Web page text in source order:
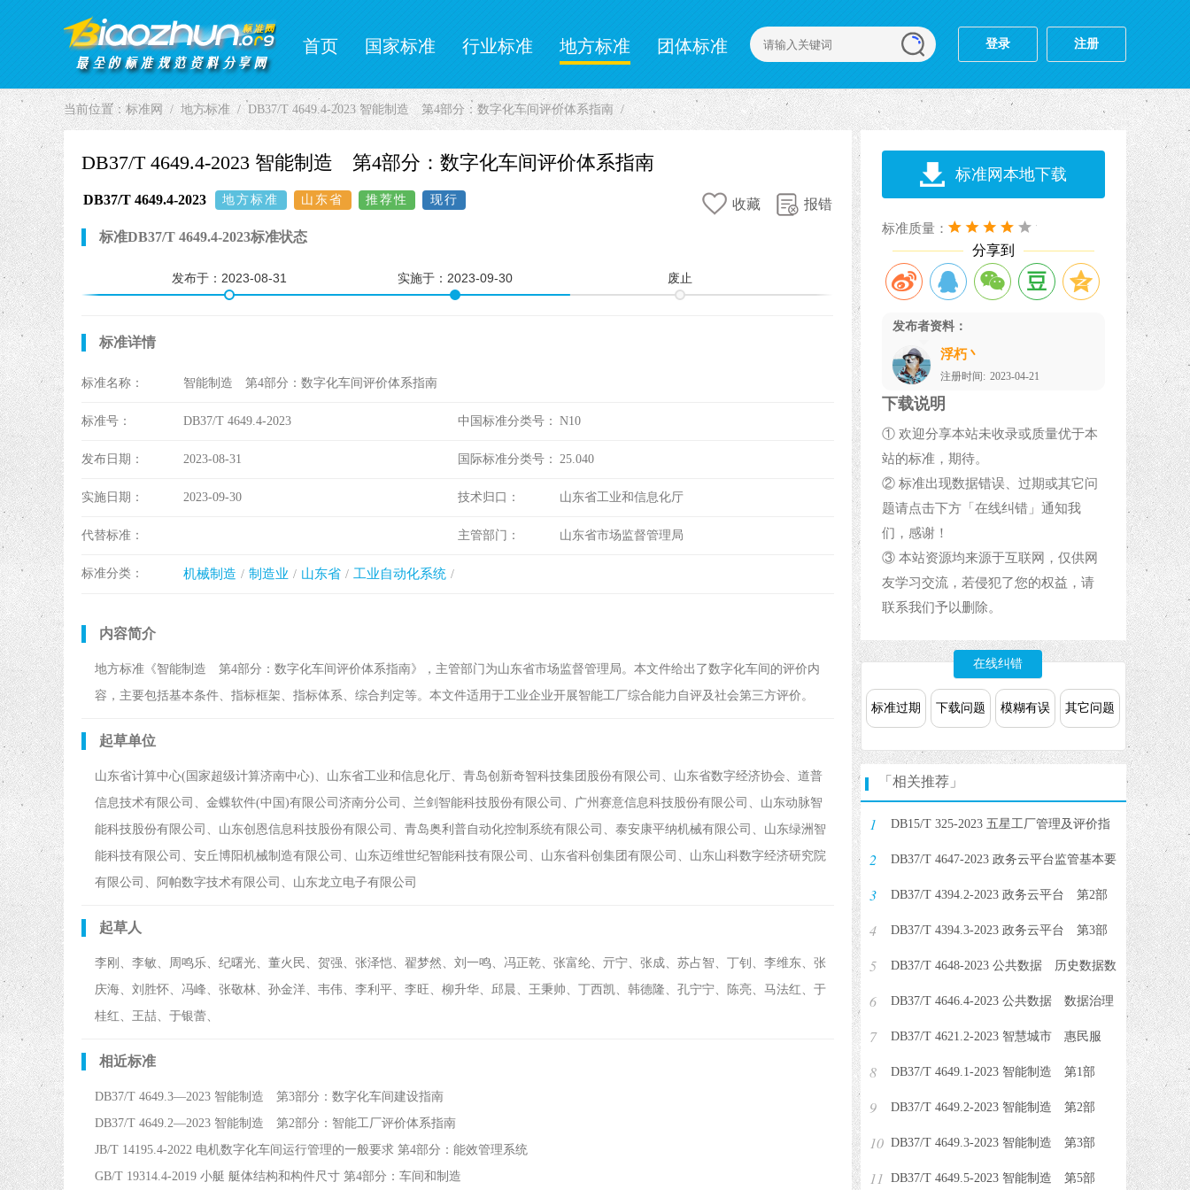
首页 国家标准 行业标准 地方标准
团体标准
企业标准
登录 注册
当前位置：标准网 地方标准 DB37/T 4649.4-2023 智能制造 第4部分：数字化车间评价体系指南
DB37/T 4649.4-2023 智能制造 第4部分：数字化车间评价体系指南
DB37/T 4649.4-2023 地方标准 山东省 推荐性 现行 收藏 报错
标准DB37/T 4649.4-2023标准状态
发布于： 2023-08-31 实施于： 2023-09-30 废止
标准详情
标准名称： 智能制造 第4部分：数字化车间评价体系指南
标准号： DB37/T 4649.4-2023 中国标准分类号： N10
发布日期： 2023-08-31 国际标准分类号： 25.040
实施日期： 2023-09-30 技术归口： 山东省工业和信息化厅
代替标准： 主管部门： 山东省市场监督管理局
标准分类： 机械制造 制造业 山东省 工业自动化系统
内容简介
地方标准《智能制造 第4部分：数字化车间评价体系指南》，主管部门为山东省市场监督管理局。本文件给出了数字化车间的评价内
容，主要包括基本条件、指标框架、指标体系、综合判定等。本文件适用于工业企业开展智能工厂综合能力自评及社会第三方评价。
起草单位
山东省计算中心(国家超级计算济南中心)、山东省工业和信息化厅、青岛创新奇智科技集团股份有限公司、山东省数字经济协会、道普
信息技术有限公司、金蝶软件(中国)有限公司济南分公司、兰剑智能科技股份有限公司、广州赛意信息科技股份有限公司、山东动脉智
能科技股份有限公司、山东创恩信息科技股份有限公司、青岛奥利普自动化控制系统有限公司、泰安康平纳机械有限公司、山东绿洲智
能科技有限公司、安丘博阳机械制造有限公司、山东迈维世纪智能科技有限公司、山东省科创集团有限公司、山东山科数字经济研究院
有限公司、阿帕数字技术有限公司、山东龙立电子有限公司
起草人
李刚、李敏、周鸣乐、纪曙光、董火民、贺强、张泽恺、翟梦然、刘一鸣、冯正乾、张富纶、亓宁、张成、苏占智、丁钊、李维东、张
庆海、刘胜怀、冯峰、张敬林、孙金洋、韦伟、李利平、李旺、柳升华、邱晨、王秉帅、丁西凯、韩德隆、孔宁宁、陈亮、马法红、于
桂红、王喆、于银蕾、
相近标准
DB37/T 4649.3—2023 智能制造 第3部分：数字化车间建设指南
DB37/T 4649.2—2023 智能制造 第2部分：智能工厂评价体系指南
JB/T 14195.4-2022 电机数字化车间运行管理的一般要求 第4部分：能效管理系统
GB/T 19314.4-2019 小艇 艇体结构和构件尺寸 第4部分：车间和制造
标准网本地下载
标准质量：
分享到
发布者资料：
浮朽丶
注册时间: 2023-04-21
下载说明
① 欢迎分享本站未收录或质量优于本
站的标准，期待。
② 标准出现数据错误、过期或其它问
题请点击下方「在线纠错」通知我
们，感谢！
③ 本站资源均来源于互联网，仅供网
友学习交流，若侵犯了您的权益，请
联系我们予以删除。
在线纠错
标准过期 下载问题 模糊有误 其它问题
「相关推荐」
1 DB15/T 325-2023 五星工厂管理及评价指
南
2 DB37/T 4647-2023 政务云平台监管基本要
求
3 DB37/T 4394.2-2023 政务云平台 第2部
分：服务资源编码规范
4 DB37/T 4394.3-2023 政务云平台 第3部
分：服务质量评价指标
5 DB37/T 4648-2023 公共数据 历史数据数
字化工作指南
6 DB37/T 4646.4-2023 公共数据 数据治理
规范 第4部分：资源服务目
7 DB37/T 4621.2-2023 智慧城市 惠民服
务 第2部分：智慧停车服务
8 DB37/T 4649.1-2023 智能制造 第1部
分：智能工厂建设指南
9 DB37/T 4649.2-2023 智能制造 第2部
分：智能工厂评价体系指南
10 DB37/T 4649.3-2023 智能制造 第3部
分：数字化车间建设指南
11 DB37/T 4649.5-2023 智能制造 第5部